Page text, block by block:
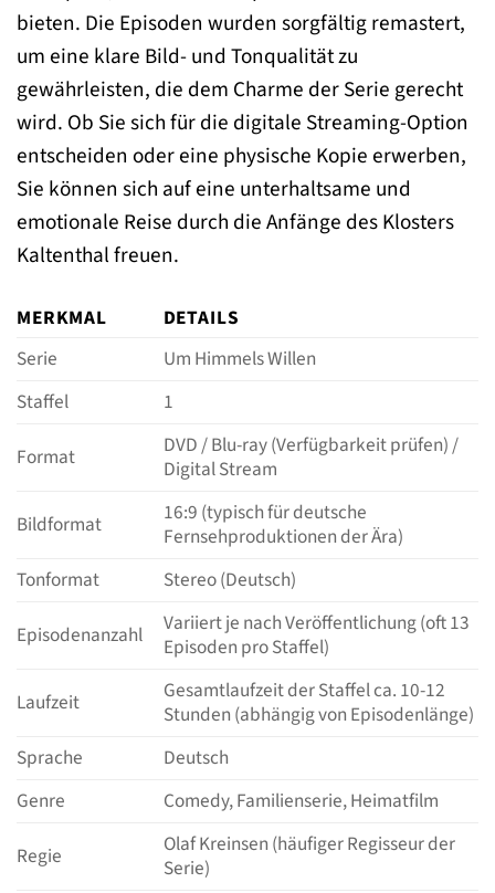
bieten. Die Episoden wurden sorgfältig remastert,
um eine klare Bild- und Tonqualität zu
gewährleisten, die dem Charme der Serie gerecht
wird. Ob Sie sich für die digitale Streaming-Option
entscheiden oder eine physische Kopie erwerben,
Sie können sich auf eine unterhaltsame und
emotionale Reise durch die Anfänge des Klosters
Kaltenthal freuen.
MERKMAL
DETAILS
Serie
Um Himmels Willen
Staffel
1
Format
DVD / Blu-ray (Verfügbarkeit prüfen) /
Digital Stream
Bildformat
16:9 (typisch für deutsche
Fernsehproduktionen der Ära)
Tonformat
Stereo (Deutsch)
Episodenanzahl
Variiert je nach Veröffentlichung (oft 13
Episoden pro Staffel)
Laufzeit
Gesamtlaufzeit der Staffel ca. 10-12
Stunden (abhängig von Episodenlänge)
Sprache
Deutsch
Genre
Comedy, Familienserie, Heimatfilm
Regie
Olaf Kreinsen (häufiger Regisseur der
Serie)